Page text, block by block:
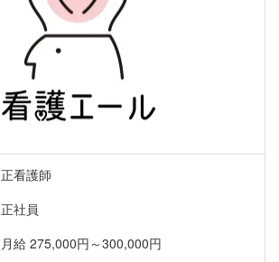
正看護師
正社員
月給 275,000円～300,000円